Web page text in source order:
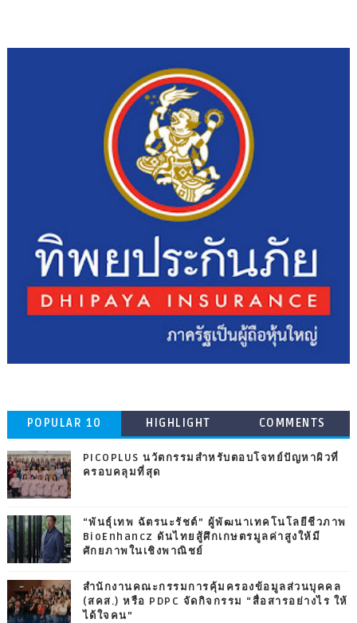
POPULAR 10 HIGHLIGHT COMMENTS
PICOPLUS นวัตกรรมสำหรับตอบโจทย์ปัญหาผิวที่
ครอบคลุมที่สุด
“พันธุ์เทพ ฉัตรนะรัชต์” ผู้พัฒนาเทคโนโลยีชีวภาพ
BioEnhancz ดันไทยสู้ศึกเกษตรมูลค่าสูงให้มี
ศักยภาพในเชิงพาณิชย์
สำนักงานคณะกรรมการคุ้มครองข้อมูลส่วนบุคคล
(สคส.) หรือ PDPC จัดกิจกรรม “สื่อสารอย่างไร ให้
ได้ใจคน”